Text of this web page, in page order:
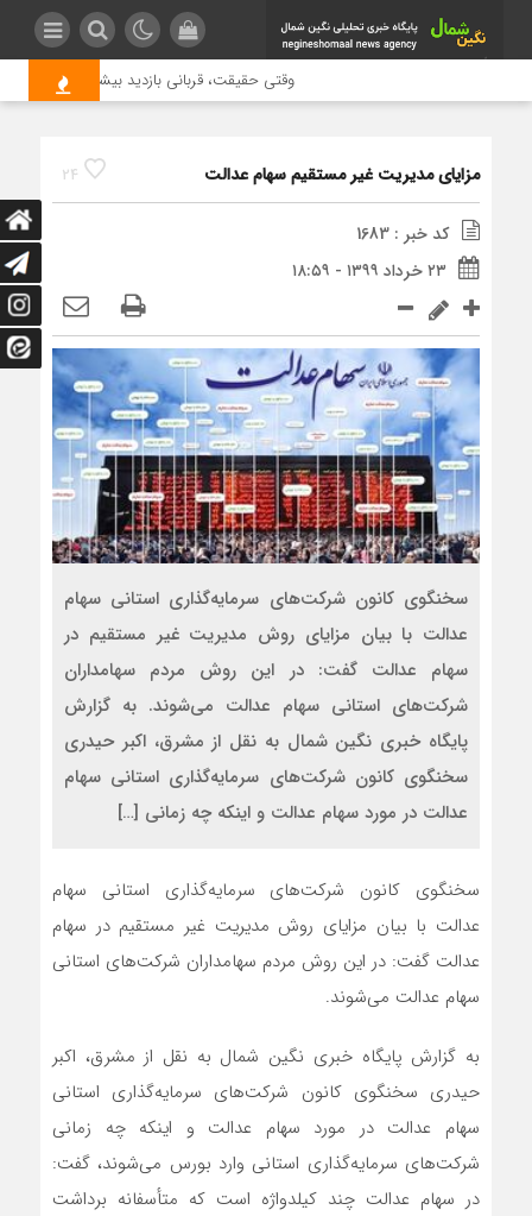
وقتی حقیقت، قربانی بازدید بیشتر می شود |
24 مزایای مدیریت غیر مستقیم سهام عدالت
کد خبر : 1683
۲۳ خرداد ۱۳۹۹ - ۱۸:۵۹
سخنگوی کانون شرکت‌های سرمایه‌گذاری استانی سهام
عدالت با بیان مزایای روش مدیریت غیر مستقیم در
سهام عدالت گفت: در این روش مردم سهامداران
شرکت‌های استانی سهام عدالت می‌شوند. به گزارش
پایگاه خبری نگین شمال به نقل از مشرق، اکبر حیدری
سخنگوی کانون شرکت‌های سرمایه‌گذاری استانی سهام
عدالت در مورد سهام عدالت و اینکه چه زمانی […]
سخنگوی کانون شرکت‌های سرمایه‌گذاری استانی سهام
عدالت با بیان مزایای روش مدیریت غیر مستقیم در سهام
عدالت گفت: در این روش مردم سهامداران شرکت‌های استانی
سهام عدالت می‌شوند.
به گزارش پایگاه خبری نگین شمال به نقل از مشرق، اکبر
حیدری سخنگوی کانون شرکت‌های سرمایه‌گذاری استانی
سهام عدالت در مورد سهام عدالت و اینکه چه زمانی
شرکت‌های سرمایه‌گذاری استانی وارد بورس می‌شوند، گفت:
در سهام عدالت چند کیلدواژه است که متأسفانه برداشت